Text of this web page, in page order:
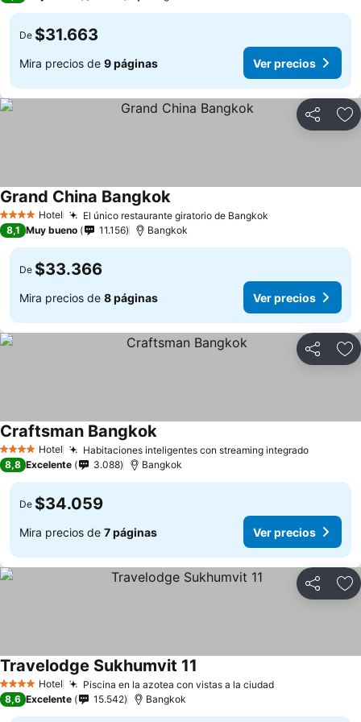
De $31.663
Mira precios de 9 páginas Ver precios
Compartir
4 EstrellasHotel El único restaurante giratorio de Bangkok
Grand China Bangkok
8,1 Muy bueno 11.156 Bangkok
De $33.366
Mira precios de 8 páginas Ver precios
Compartir
4 EstrellasHotel Habitaciones inteligentes con streaming integrado
Craftsman Bangkok
8,8 Excelente 3.088 Bangkok
De $34.059
Mira precios de 7 páginas Ver precios
Compartir
4 EstrellasHotel Piscina en la azotea con vistas a la ciudad
Travelodge Sukhumvit 11
8,6 Excelente 15.542 Bangkok